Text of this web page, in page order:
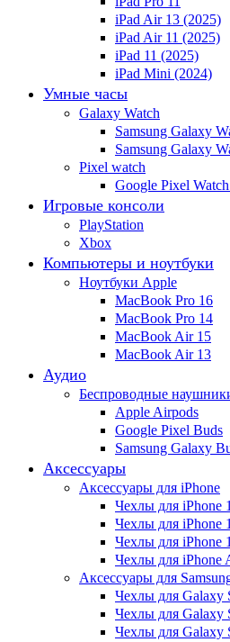
iPad Air 13 (2025)
iPad Air 11 (2025)
iPad 11 (2025)
iPad Mini (2024)
Умные часы
Galaxy Watch
Samsung Galaxy
Samsung Galaxy
Pixel watch
Google Pixel
Игровые консоли
PlayStation
Xbox
Компьютеры и ноутбуки
Ноутбуки Apple
MacBook Pro 16
MacBook Pro 14
MacBook Air 15
MacBook Air 13
Аудио
Беспроводные
Apple Airpods
Google Pixel Buds
Samsung Galaxy
Аксессуары
Аксессуары для iPhone
Чехлы для iPhone
Чехлы для iPhone
Чехлы для iPhone
Чехлы для iPhone
Аксессуары для
Чехлы для Galaxy
Чехлы для Galaxy
Чехлы для Galaxy